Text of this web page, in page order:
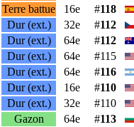
Terre battue 16e #118
Dur (ext.) 32e #112
Dur (ext.) 64e #112
Dur (ext.) 64e #115
Dur (ext.) 64e #116
Dur (ext.) 16e #110
Dur (ext.) 32e #110
Gazon 64e #113